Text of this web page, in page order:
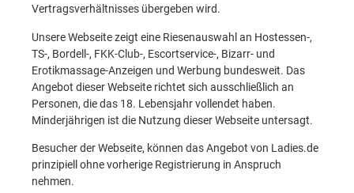
Vertragsverhältnisses übergeben wird.
Unsere Webseite zeigt eine Riesenauswahl an Hostessen-,
TS-, Bordell-, FKK-Club-, Escortservice-, Bizarr- und
Erotikmassage-Anzeigen und Werbung bundesweit. Das
Angebot dieser Webseite richtet sich ausschließlich an
Personen, die das 18. Lebensjahr vollendet haben.
Minderjährigen ist die Nutzung dieser Webseite untersagt.
Besucher der Webseite, können das Angebot von Ladies.de
prinzipiell ohne vorherige Registrierung in Anspruch
nehmen.